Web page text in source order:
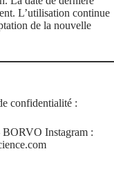
L’utilisation continue
de la nouvelle
confidentialité :
BORVO Instagram :